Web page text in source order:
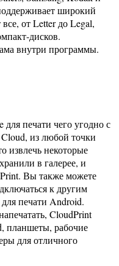
широкий
от Letter до Legal,
дисков.
внутри программы.
печати чего угодно с
из любой точки
извлечь некоторые
в галерее, и
Вы также можете
к другим
печати Android.
CloudPrint
планшеты, рабочие
для отличного